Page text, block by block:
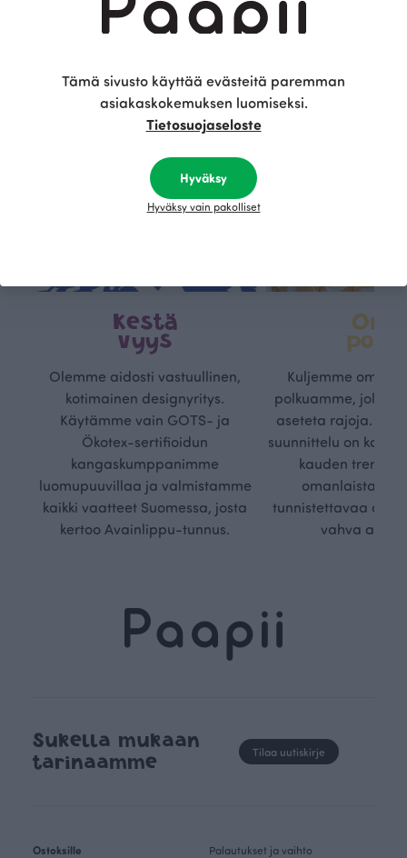
Kestä
vyys
Olemme aidosti vastuullinen,
kotimainen designyritys.
Käytämme vain GOTS- ja
Ökotex-sertifioidun
kangaskumppanimme
luomupuuvillaa ja valmistamme
kaikki vaatteet Suomessa, josta
kertoo Avainlippu-tunnus.
Oma
Kuljemme omaa,
polkuamme, jolla
aseteta rajoja.
suunnittelu on
kauden
omanlaista,
tunnistettavaa
vahva
Sukella mukaan
tarinaamme
Tilaa uutiskirje
Ostoksille
Palautukset ja vaihto
Tämä sivusto käyttää evästeitä paremman
asiakaskokemuksen luomiseksi.
Tietosuojaseloste
Hyväksy
Hyväksy vain pakolliset